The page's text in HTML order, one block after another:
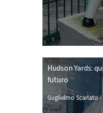
Hudson Yards:
futuro
Guglielmo Scarlato-